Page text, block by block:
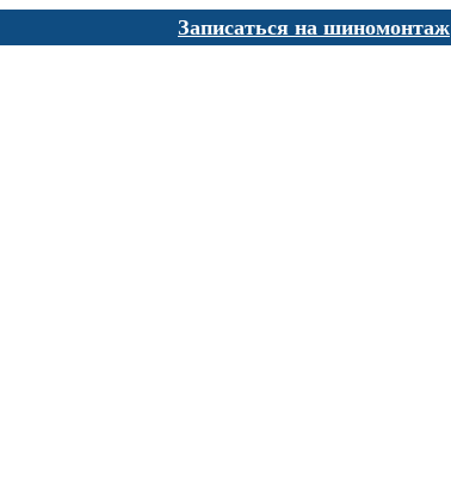
Записаться на шиномонтаж